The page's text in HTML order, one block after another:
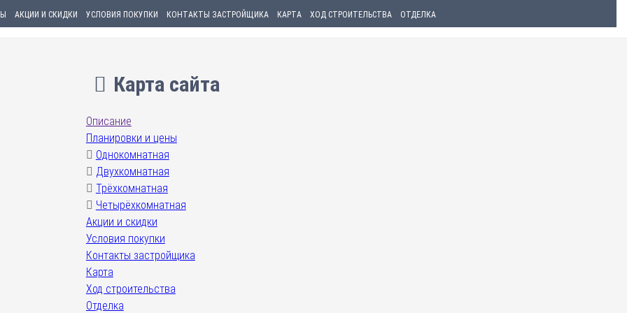
АКЦИИ И СКИДКИ УСЛОВИЯ ПОКУПКИ КОНТАКТЫ ЗАСТРОЙЩИКА КАРТА ХОД СТРОИТЕЛЬСТВА ОТДЕЛКА
Карта сайта
Описание
Планировки и цены
Однокомнатная
Двухкомнатная
Трёхкомнатная
Четырёхкомнатная
Акции и скидки
Условия покупки
Контакты застройщика
Карта
Ход строительства
Отделка